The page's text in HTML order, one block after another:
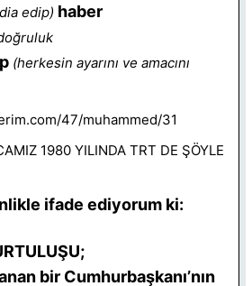
edip) haber
(herkesin ayarını ve amacını
47/muhammed/31
1980 YILINDA TRT DE ŞÖYLE
ifade ediyorum ki:
bir Cumhurbaşkanı’nın